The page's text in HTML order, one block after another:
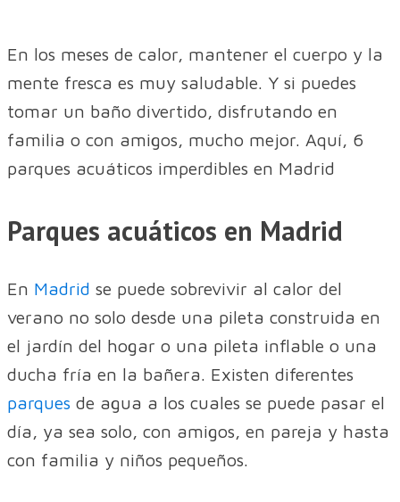
En los meses de calor, mantener el cuerpo y la
mente fresca es muy saludable. Y si puedes
tomar un baño divertido, disfrutando en
familia o con amigos, mucho mejor. Aquí, 6
parques acuáticos imperdibles en Madrid
Parques acuáticos en Madrid
En Madrid se puede sobrevivir al calor del
verano no solo desde una pileta construida en
el jardín del hogar o una pileta inflable o una
ducha fría en la bañera. Existen diferentes
parques de agua a los cuales se puede pasar el
día, ya sea solo, con amigos, en pareja y hasta
con familia y niños pequeños.